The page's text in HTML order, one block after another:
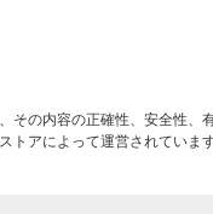
の内容の正確性、安全性、
アによって運営されてい